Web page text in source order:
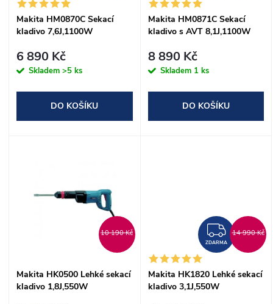
p
o
d
s
p
Makita HM0870C Sekací
kladivo 7,6J,1100W
6 890 Kč
Skladem >5 ks
DO KOŠÍKU
Makita HM0871C Sekací
kladivo s AVT 8,1J,1100W
8 890 Kč
Skladem 1 ks
DO KOŠÍKU
10 190 Kč
Makita HK0500 Lehké sekací
kladivo 1,8J,550W
ZDARMA
14 990 Kč
Makita HK1820 Lehké sekací
kladivo 3,1J,550W